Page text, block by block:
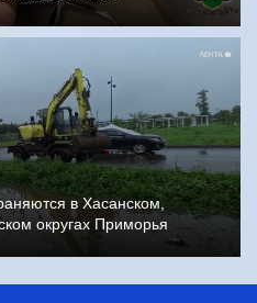
в Хасанском,
округах Приморья